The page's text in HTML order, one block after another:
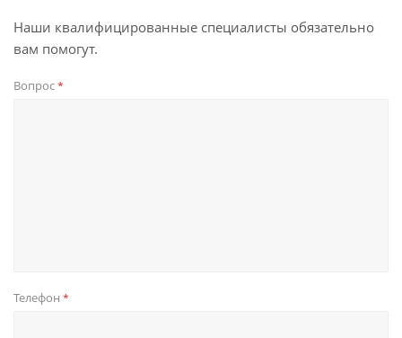
Наши квалифицированные специалисты обязательно
вам помогут.
Вопрос*
Телефон *